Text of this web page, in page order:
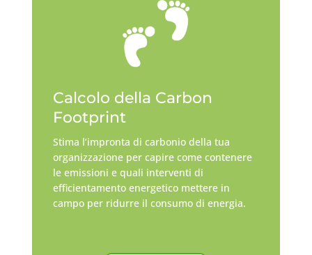
Calcolo della Carbon
Footprint
Stima l’impronta di carbonio della tua
organizzazione per capire come contenere
le emissioni e quali interventi di
efficientamento energetico mettere in
campo per ridurre il consumo di energia.